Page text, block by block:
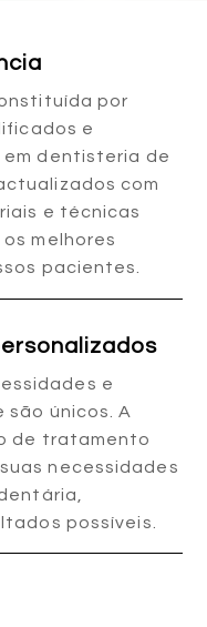
por
e
dentisteria de
com
e técnicas
melhores
pacientes.
e
únicos. A
de tratamento
necessidades
possíveis.